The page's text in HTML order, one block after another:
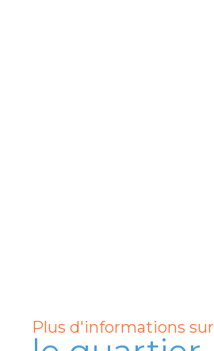
Plus d'informations sur